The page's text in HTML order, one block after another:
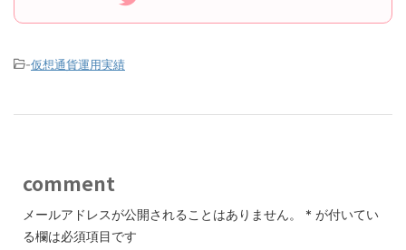
-仮想通貨運用実績
comment
メールアドレスが公開されることはありません。 * が付いてい
る欄は必須項目です